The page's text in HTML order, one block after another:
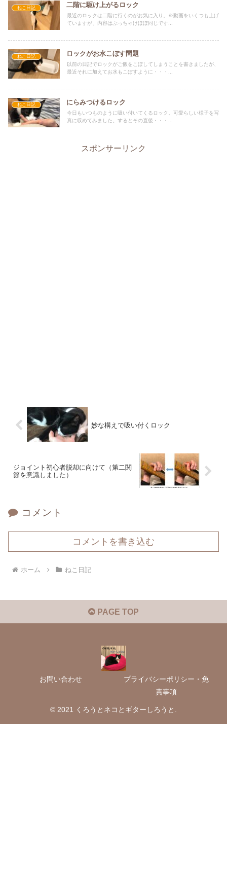
ねこ日記 二階に駆け上がるロック
最近のロックは二階に行くのがお気に入り。※動画をいくつも上げ
ていますが、内容はぶっちゃけほぼ同じです...
ねこ日記 ロックがお水こぼす問題
以前の日記でロックがご飯をこぼしてしまうことを書きましたが、
最近それに加えてお水もこぼすように・・・...
ねこ日記 にらみつけるロック
今日もいつものように吸い付いてくるロック。可愛らしい様子を写
真に収めてみました。するとその直後・・・...
スポンサーリンク
妙な構えで吸い付くロック
ジョイント初心者脱却に向けて（第二関
節を意識しました）
コメント
コメントを書き込む
ホーム ねこ日記
PAGE TOP
お問い合わせ
プライバシーポリシー・免
責事項
© 2021 くろうとネコとギターしろうと.